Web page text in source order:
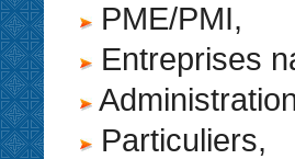
PME/PMI,
Entreprises
Particuliers,